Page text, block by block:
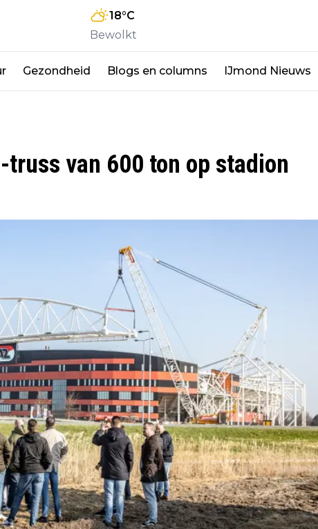
18°C
Bewolkt
Gezondheid Blogs en columns IJmond Nieuws
truss van 600 ton op stadion